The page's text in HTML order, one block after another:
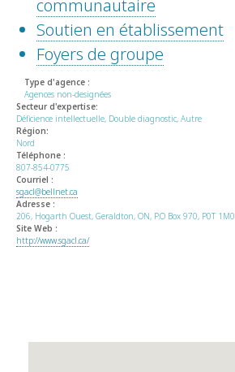
communautaire
Soutien en établissement
Foyers de groupe
Type d'agence :
Agences non-designées
Secteur d'expertise:
Déficience intellectuelle, Double diagnostic, Autre
Région:
Nord
Téléphone :
807-854-0775
Courriel :
sgacl@bellnet.ca
Adresse :
206, Hogarth Ouest, Geraldton, ON, P.O Box 970, P0T 1M0
Site Web :
http://www.sgacl.ca/